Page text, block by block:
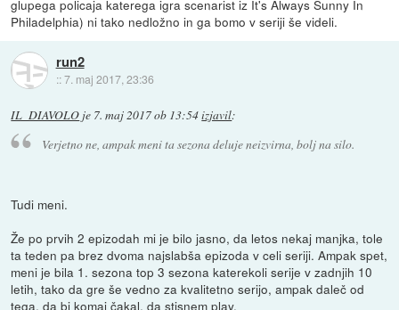
glupega policaja katerega igra scenarist iz It's Always Sunny In
Philadelphia) ni tako nedložno in ga bomo v seriji še videli.
run2
::7. maj 2017, 23:36
IL_DIAVOLO je 7. maj 2017 ob 13:54izjavil:
Verjetno ne, ampak meni ta sezona deluje neizvirna, bolj na silo.
Tudi meni.
Že po prvih 2 epizodah mi je bilo jasno, da letos nekaj manjka, tole
ta teden pa brez dvoma najslabša epizoda v celi seriji. Ampak spet,
meni je bila 1. sezona top 3 sezona katerekoli serije v zadnjih 10
letih, tako da gre še vedno za kvalitetno serijo, ampak daleč od
tega, da bi komaj čakal, da stisnem play.